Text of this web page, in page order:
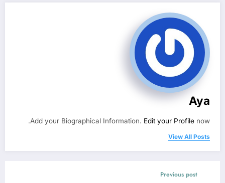
Aya
Add your Biographical Information. Edit your Profile now.
View All Posts
Previous post